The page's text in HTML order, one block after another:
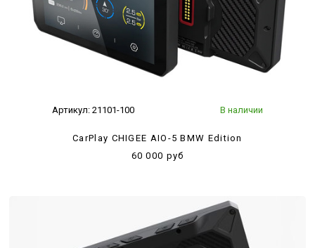
Артикул: 21101-100 В наличии
CarPlay CHIGEE AIO-5 BMW Edition
60 000 руб